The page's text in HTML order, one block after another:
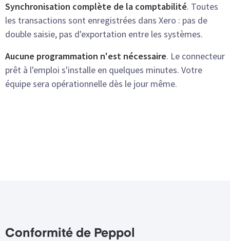
Synchronisation complète de la comptabilité. Toutes
les transactions sont enregistrées dans Xero : pas de
double saisie, pas d'exportation entre les systèmes.
Aucune programmation n'est nécessaire. Le connecteur
prêt à l'emploi s'installe en quelques minutes. Votre
équipe sera opérationnelle dès le jour même.
Conformité de Peppol